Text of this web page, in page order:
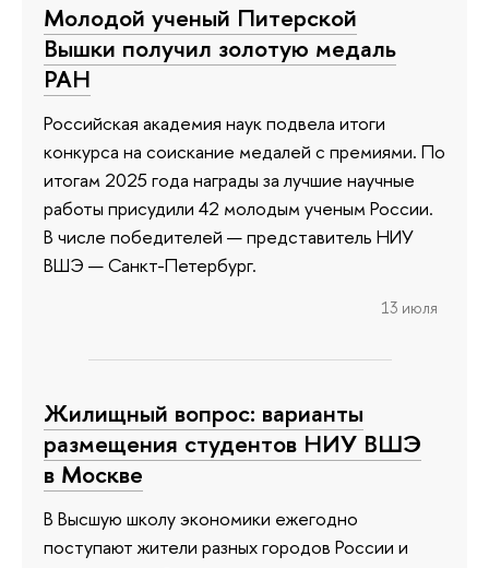
Молодой ученый Питерской
Вышки получил золотую медаль
РАН
Российская академия наук подвела итоги
конкурса на соискание медалей с премиями. По
итогам 2025 года награды за лучшие научные
работы присудили 42 молодым ученым России.
В числе победителей — представитель НИУ
ВШЭ — Санкт-Петербург.
13 июля
Жилищный вопрос: варианты
размещения студентов НИУ ВШЭ
в Москве
В Высшую школу экономики ежегодно
поступают жители разных городов России и